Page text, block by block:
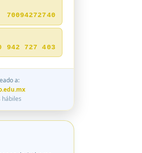
70094272740
942 727 403
a: